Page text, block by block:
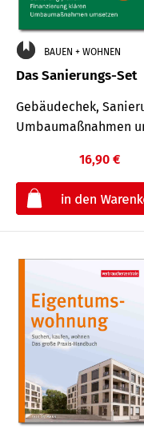
BAUEN + WOHNEN
Das Sanierungs-Set
Gebäudechek,
Umbaumaßnahmen
16,90 €